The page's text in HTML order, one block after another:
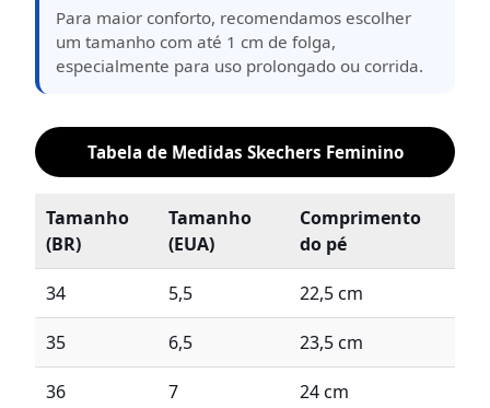
Para maior conforto, recomendamos escolher
um tamanho com até 1 cm de folga,
especialmente para uso prolongado ou corrida.
Tabela de Medidas Skechers Feminino
Tamanho
(BR)
Tamanho
(EUA)
Comprimento
do pé
34 5,5 22,5 cm
35 6,5 23,5 cm
36 7 24 cm